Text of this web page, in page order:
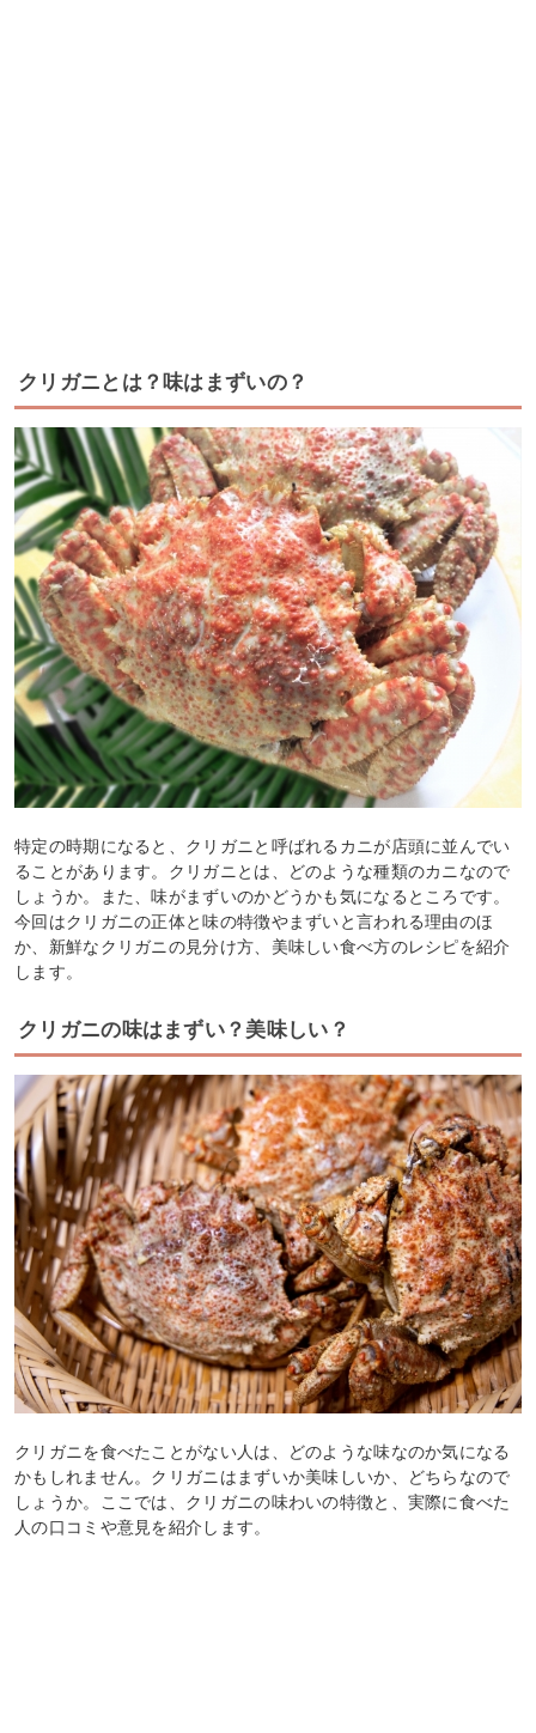
クリガニとは？味はまずいの？
特定の時期になると、クリガニと呼ばれるカニが店頭に並んでい
ることがあります。クリガニとは、どのような種類のカニなので
しょうか。また、味がまずいのかどうかも気になるところです。
今回はクリガニの正体と味の特徴やまずいと言われる理由のほ
か、新鮮なクリガニの見分け方、美味しい食べ方のレシピを紹介
します。
クリガニの味はまずい？美味しい？
クリガニを食べたことがない人は、どのような味なのか気になる
かもしれません。クリガニはまずいか美味しいか、どちらなので
しょうか。ここでは、クリガニの味わいの特徴と、実際に食べた
人の口コミや意見を紹介します。